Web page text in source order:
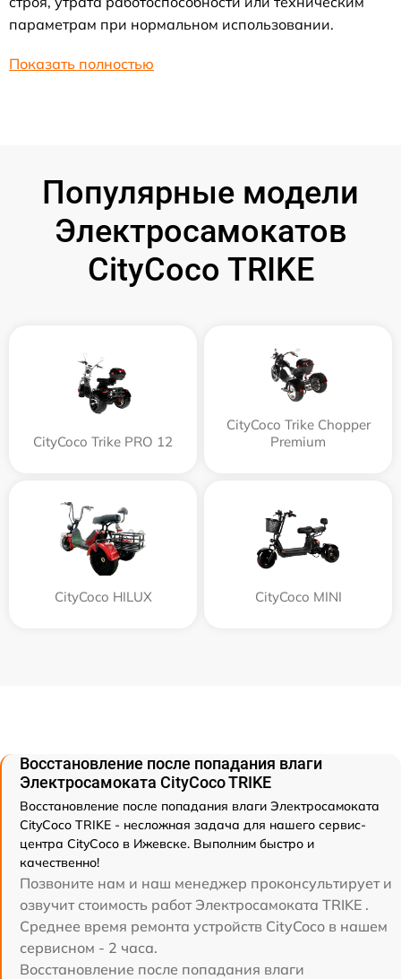
параметрам при нормальном использовании.
Показать полностью
Популярные модели
Электросамокатов
CityCoco TRIKE
CityCoco Trike PRO 12
CityCoco Trike Chopper
Premium
CityCoco HILUX CityCoco MINI
Восстановление после попадания влаги
Электросамоката CityCoco TRIKE
Восстановление после попадания влаги Электросамоката
CityCoco TRIKE - несложная задача для нашего сервис-
центра CityCoco в Ижевске. Выполним быстро и
качественно!
Позвоните нам и наш менеджер проконсультирует и
озвучит стоимость работ Электросамоката TRIKE .
Среднее время ремонта устройств CityCoco в нашем
сервисном - 2 часа.
Восстановление после попадания влаги